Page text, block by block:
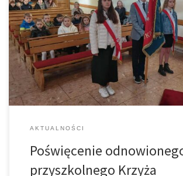
swojego Patrona – Bohaterów Westerplatte.
rozpoczęły się o godz. 9.00 Mszą św. w intencji
szkoły, a także za mieszkańców Łękawicy oraz
przyczyniły się do odnowienia przyszkolnego
poświęcenie nastąpiło po uroczystościach.
Marcin Kiwior – […]
AKTUALNOŚCI
Poświęcenie
przyszkolnego Krzyża